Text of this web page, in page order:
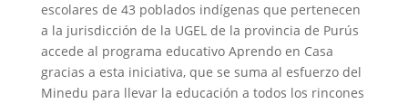
escolares de 43 poblados indígenas que pertenecen
a la jurisdicción de la UGEL de la provincia de Purús
accede al programa educativo Aprendo en Casa
gracias a esta iniciativa, que se suma al esfuerzo del
Minedu para llevar la educación a todos los rincones